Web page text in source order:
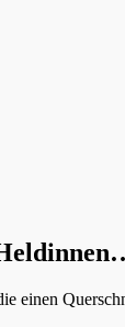
einen